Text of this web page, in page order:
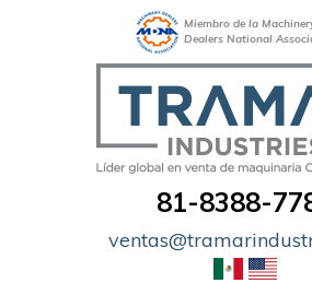
Miembro de la
Dealers National
81-8388-